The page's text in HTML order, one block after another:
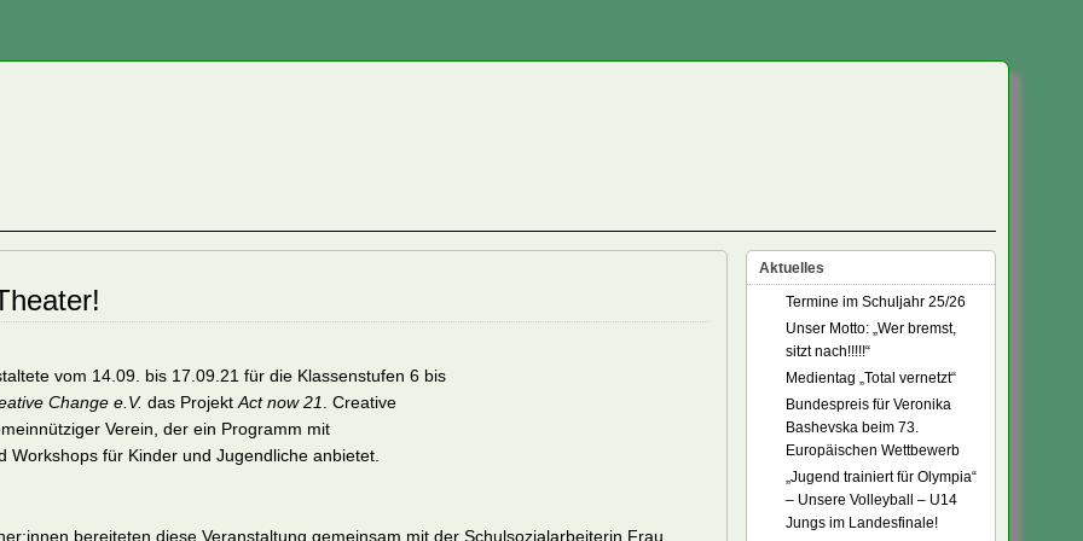
vom 14.09. bis 17.09.21 für die Klassenstufen 6 bis
Change e.V. das Projekt Act now 21
. Creative
Verein, der ein Programm mit
Workshops für Kinder und Jugendliche anbietet.
bereiteten diese Veranstaltung gemeinsam mit der Schulsozialarbeiterin Frau
Aktuelles
Termine im Schuljahr 25/26
Unser Motto: „Wer bremst,
sitzt nach!!!!!“
Medientag „Total vernetzt“
Bundespreis für Veronika
Bashevska beim 73.
Europäischen Wettbewerb
„Jugend trainiert für Olympia“
– Unsere Volleyball – U14
Jungs im Landesfinale!